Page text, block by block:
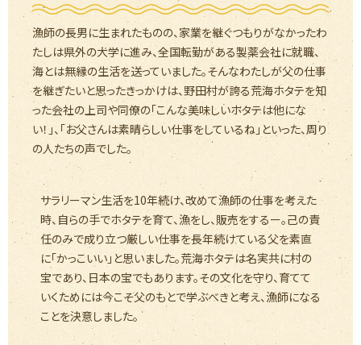
漁師の長男に生まれたものの、家業を継ぐつもりがなかったわ
たしは県外の大学に進み、全国転勤がある製薬会社に就職、
海とは無縁の生活を送っていました。そんなわたしが父の仕事
を継ぎたいと思ったきっかけは、野田村が誇る荒海ホタテを知
った会社の上司や同僚の「こんな美味しいホタテは他にな
い！」、「お父さんは素晴らしい仕事をしているね」といった、周り
の人たちの声でした。
サラリーマン生活を10年続け、改めて漁師の仕事を考えた
時、自らの手でホタテを育て、漁をし、販売をするー。己の責
任のみで成り立つ厳しい仕事を長年続けている父を素直
に「かっこいい」と思いました。荒海ホタテは名実共に村の
宝であり、日本の宝でもあります。その文化を守り、育てて
いくためには今こそ父のもとで学ぶべきと考え、漁師になる
ことを決意しました。